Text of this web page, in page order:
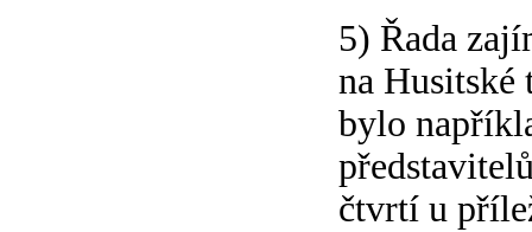
5) Řada
na Husitské
bylo
čtvrtí u